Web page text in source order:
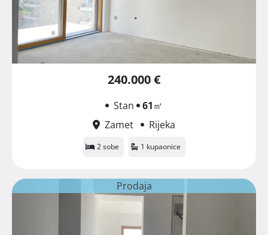
240.000 €
Stan 61㎡
Zamet
Rijeka
2 sobe 1 kupaonice
Prodaja